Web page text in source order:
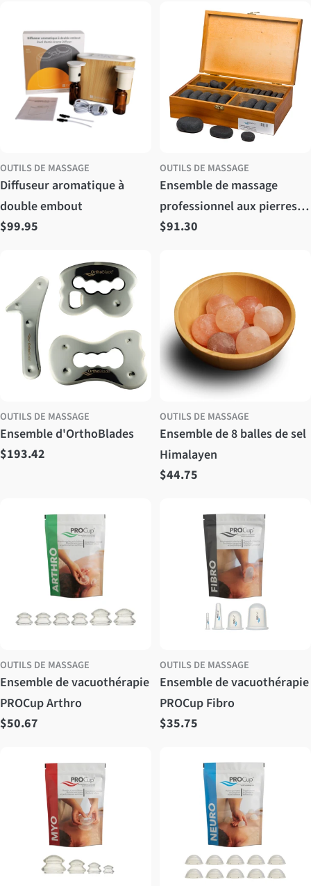
OUTILS DE MASSAGE
Diffuseur aromatique à
double embout
Prix
$99.95
OUTILS DE MASSAGE
Ensemble de massage
professionnel aux pierres
chaudes Stone
Prix
$91.30
OUTILS DE MASSAGE
Ensemble d'OrthoBlades
Prix
$193.42
OUTILS DE MASSAGE
Ensemble de 8 balles de sel
Himalayen
Prix
$44.75
OUTILS DE MASSAGE
Ensemble de vacuothérapie
PROCup Arthro
Prix
$50.67
OUTILS DE MASSAGE
Ensemble de vacuothérapie
PROCup Fibro
Prix
$35.75